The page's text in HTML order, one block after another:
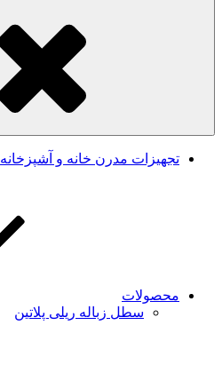
تجهیزات مدرن خانه و آشپزخانه
محصولات
سطل زباله ریلی پلاتین